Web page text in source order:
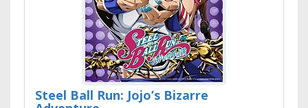
Steel Ball Run: Jojo’s Bizarre